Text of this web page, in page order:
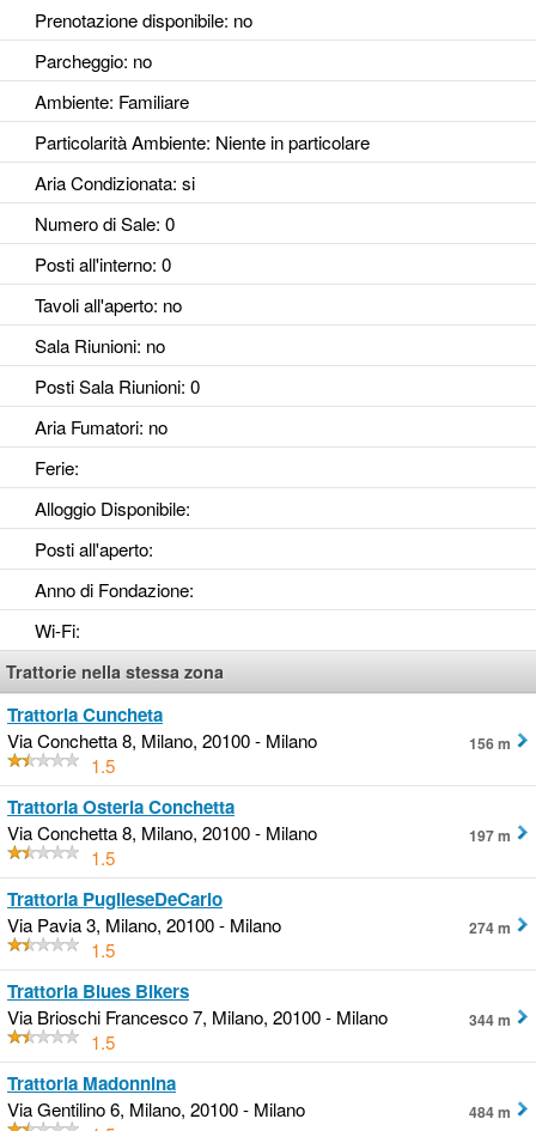
Prenotazione disponibile: no
Parcheggio: no
Ambiente: Familiare
Particolarità Ambiente: Niente in particolare
Aria Condizionata: si
Numero di Sale: 0
Posti all'interno: 0
Tavoli all'aperto: no
Sala Riunioni: no
Posti Sala Riunioni: 0
Aria Fumatori: no
Ferie:
Alloggio Disponibile:
Posti all'aperto:
Anno di Fondazione:
Wi-Fi:
Trattorie nella stessa zona
Trattoria Cuncheta
Via Conchetta 8, Milano, 20100 - Milano
1.5
156 m
Trattoria Osteria Conchetta
Via Conchetta 8, Milano, 20100 - Milano
1.5
197 m
Trattoria PuglieseDeCarlo
Via Pavia 3, Milano, 20100 - Milano
1.5
274 m
Trattoria Blues Bikers
Via Brioschi Francesco 7, Milano, 20100 - Milano
1.5
344 m
Trattoria Madonnina
Via Gentilino 6, Milano, 20100 - Milano
484 m